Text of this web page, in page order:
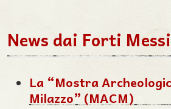
News dai Forti
La “Mostra
Milazzo” (MACM)